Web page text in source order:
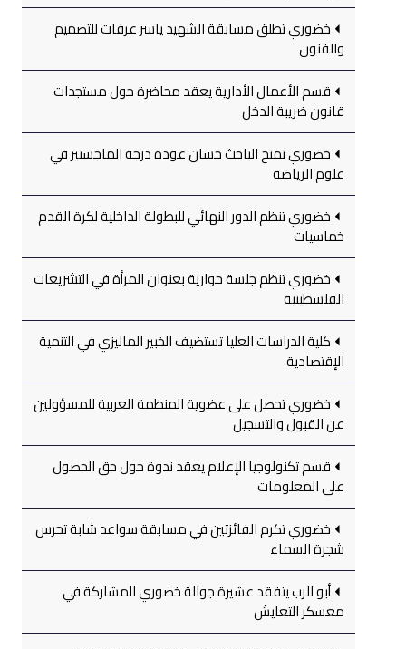
خضوري تطلق مسابقة الشهيد ياسر عرفات للتصميم
والفنون
قسم الأعمال الأدارية يعقد محاضرة حول مستجدات
قانون ضريبة الدخل
خضوري تمنح الباحث حسان عودة درجة الماجستير في
علوم الرياضة
خضوري تنظم الدور النهائي للبطولة الداخلية لكرة القدم
خماسيات
خضوري تنظم جلسة حوارية بعنوان المرأة في التشريعات
الفلسطينية
كلية الدراسات العليا تستضيف الخبير الماليزي في التنمية
الإقتصادية
خضوري تحصل على عضوية المنظمة العربية للمسؤولين
عن القبول والتسجيل
قسم تكنولوجيا الإعلام يعقد ندوة حول حق الحصول
على المعلومات
خضوري تكرم الفائزتين في مسابقة سواعد شابة تحرس
شجرة السماء
أبو الرب يتفقد عشيرة جوالة خضوري المشاركة في
معسكر التعايش